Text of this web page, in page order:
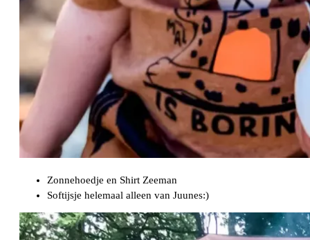
Zonnehoedje en Shirt Zeeman
Softijsje helemaal alleen van Juunes:)